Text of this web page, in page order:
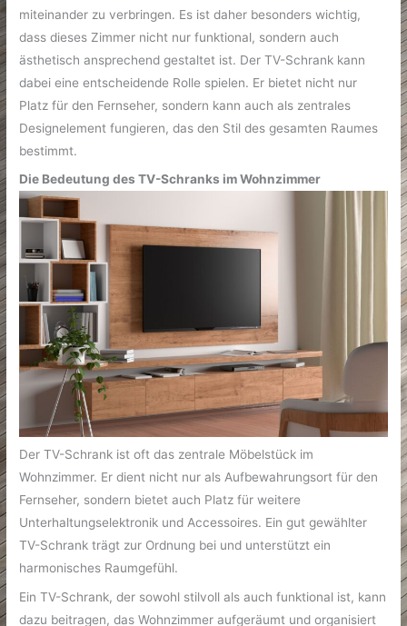
miteinander zu verbringen. Es ist daher besonders wichtig,
dass dieses Zimmer nicht nur funktional, sondern auch
ästhetisch ansprechend gestaltet ist. Der TV-Schrank kann
dabei eine entscheidende Rolle spielen. Er bietet nicht nur
Platz für den Fernseher, sondern kann auch als zentrales
Designelement fungieren, das den Stil des gesamten Raumes
bestimmt.
Die Bedeutung des TV-Schranks im Wohnzimmer
Der TV-Schrank ist oft das zentrale Möbelstück im
Wohnzimmer. Er dient nicht nur als Aufbewahrungsort für den
Fernseher, sondern bietet auch Platz für weitere
Unterhaltungselektronik und Accessoires. Ein gut gewählter
TV-Schrank trägt zur Ordnung bei und unterstützt ein
harmonisches Raumgefühl.
Ein TV-Schrank, der sowohl stilvoll als auch funktional ist, kann
dazu beitragen, das Wohnzimmer aufgeräumt und organisiert